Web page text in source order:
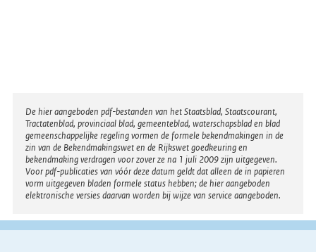
Disclaimer
De hier aangeboden pdf-bestanden van het Staatsblad, Staatscourant,
Tractatenblad, provinciaal blad, gemeenteblad, waterschapsblad en blad
gemeenschappelijke regeling vormen de formele bekendmakingen in de
zin van de Bekendmakingswet en de Rijkswet goedkeuring en
bekendmaking verdragen voor zover ze na 1 juli 2009 zijn uitgegeven.
Voor pdf-publicaties van vóór deze datum geldt dat alleen de in papieren
vorm uitgegeven bladen formele status hebben; de hier aangeboden
elektronische versies daarvan worden bij wijze van service aangeboden.